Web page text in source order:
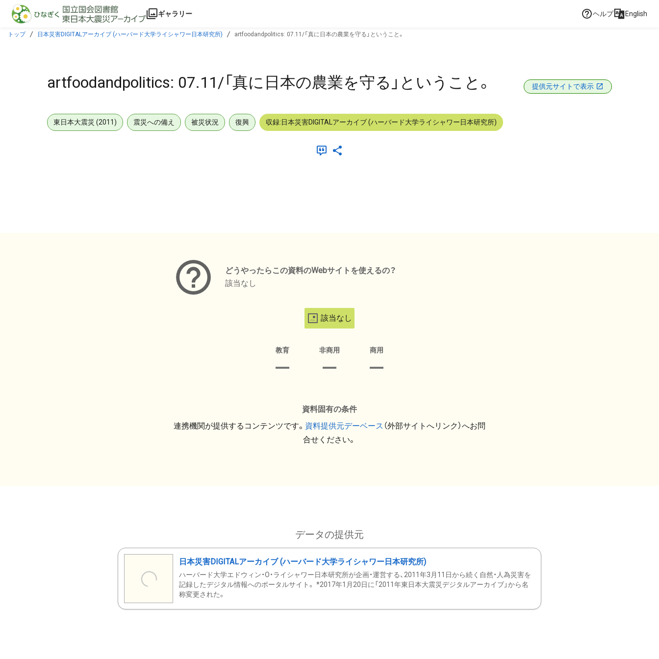
本文に飛ぶ
ギャラリー ヘルプ English
トップ 日本災害DIGITALアーカイブ (ハーバード大学ライシャワー日本研究所) artfoodandpolitics: 07.11/「真に日本の農業を守る」ということ。
artfoodandpolitics: 07.11/「真に日本の農業を守る」ということ。 提供元サイトで表示
東日本大震災 (2011) 震災への備え 被災状況 復興 収録:日本災害DIGITALアーカイブ (ハーバード大学ライシャワー日本研究所)
どうやったらこの資料のWebサイトを使えるの？
該当なし
該当なし
教育 非商用 商用
資料固有の条件
連携機関が提供するコンテンツです。 資料提供元デーベース （外部サイトへリンク）へお問
合せください。
データの提供元
日本災害DIGITALアーカイブ (ハーバード大学ライシャワー日本研究所)
ハーバード大学エドウィン・O・ライシャワー日本研究所が企画・運営する、2011年3月11日から続く自然・人為災害を
記録したデジタル情報へのポータルサイト。 *2017年1月20日に「2011年東日本大震災デジタルアーカイブ」から名
称変更された。